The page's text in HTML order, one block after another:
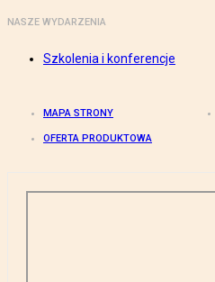
NASZE WYDARZENIA
Szkolenia i konferencje
MAPA STRONY
OFERTA PRODUKTOWA